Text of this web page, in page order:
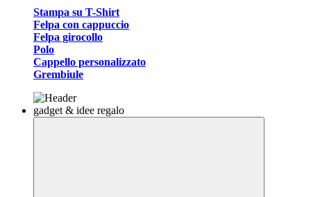
Stampa su T-Shirt
Felpa con cappuccio
Felpa girocollo
Polo
Cappello personalizzato
Grembiule
gadget & idee regalo